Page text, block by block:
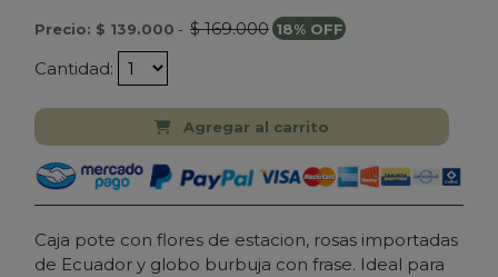
Precio: $ 139.000 - $ 169.000 18% OFF
Cantidad:
Agregar al carrito
Caja pote con flores de estacion, rosas importadas
de Ecuador y globo burbuja con frase. Ideal para